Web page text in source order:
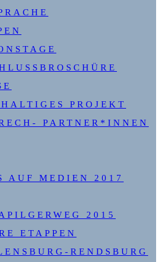
PROJEKT
PARTNER*INNEN
AUF MEDIEN 2017
2015
ETAPPEN
RENDSBURG